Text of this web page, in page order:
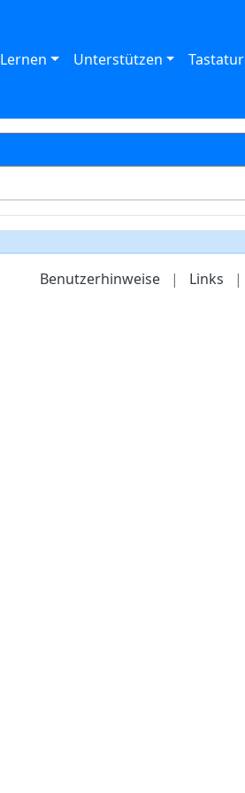
Lernen Unterstützen Tastatur
Benutzerhinweise | Links |